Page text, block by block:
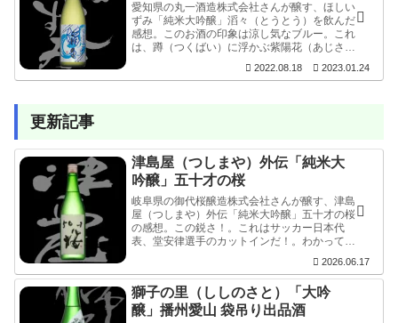
愛知県の丸一酒造株式会社さんが醸す、ほしい
ずみ「純米大吟醸」滔々（とうとう）を飲んだ
感想。このお酒の印象は涼し気なブルー。これ
は、蹲（つくばい）に浮かぶ紫陽花（あじさ
の波紋は、美しい紫陽花をさらに神聖なものへ
2022.08.18 2023.01.24
更新記事
津島屋（つしまや）外伝「純米大
吟醸」五十才の桜
岐阜県の御代桜醸造株式会社さんが醸す、津島
屋（つしまや）外伝「純米大吟醸」五十才の桜
の感想。この鋭さ！。これはサッカー日本代
表、堂安律選手のカットインだ！。わかってい
い。最高のシュートが斜め４５度から決まりま
した。
2026.06.17
獅子の里（ししのさと）「大吟
醸」播州愛山 袋吊り出品酒